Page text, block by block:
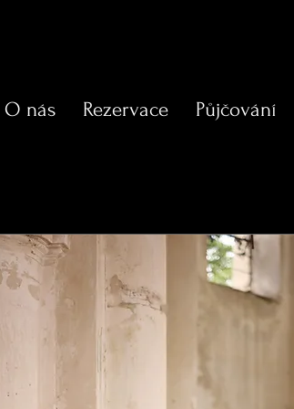
O nás Rezervace Půjčování